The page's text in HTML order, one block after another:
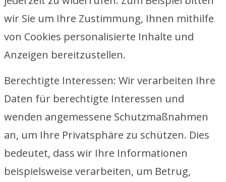
wir Sie um Ihre Zustimmung, Ihnen mithilfe
von Cookies personalisierte Inhalte und
Anzeigen bereitzustellen.
Berechtigte Interessen: Wir verarbeiten Ihre
Daten für berechtigte Interessen und
wenden angemessene Schutzmaßnahmen
an, um Ihre Privatsphäre zu schützen. Dies
bedeutet, dass wir Ihre Informationen
beispielsweise verarbeiten, um Betrug,